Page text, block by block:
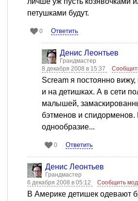
петушками будут.
0 Ответить
Денис Леонтьев
Грандмастер
8 декабря 2008 в 15:37
Scream я постоянно вижу,
и на детишках. А в сети
малышей,
бэтменов и спидорменов.
однообразие...
0 Ответить
Денис Леонтьев
Грандмастер
6 декабря 2008 в 05:12
Сообщить
В Америке детишек одевают